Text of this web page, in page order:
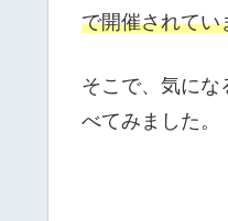
で開催されてい
そこで、気にな
べてみました。